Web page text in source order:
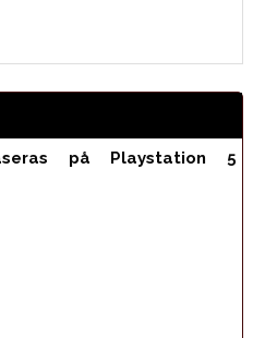
på Playstation 5